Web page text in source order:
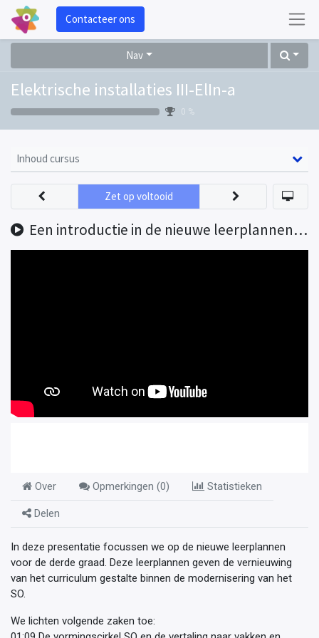
Contacteer ons
Nav
Elektrische installaties III-ElIn-a
0 %
Inhoud cursus
Een introductie in de nieuwe leerplannen van de derde graad
Zet op voltooid
Over Opmerkingen (0) Statistieken
Delen
In deze presentatie focussen we op de nieuwe leerplannen
voor de derde graad. Deze leerplannen geven de vernieuwing
van het curriculum gestalte binnen de modernisering van het
SO.
We lichten volgende zaken toe: